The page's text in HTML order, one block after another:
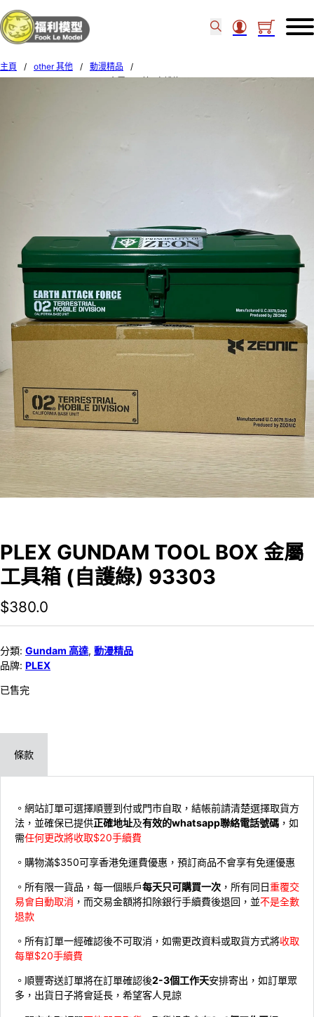
主頁 / other 其他 / 動漫精品
/
PLEX GUNDAM TOOL BOX 金屬
工具箱 (自護綠) 93303
$380.0
分類: Gundam 高達, 動漫精品
品牌: PLEX
已售完
條款
。網站訂單可選擇順豐到付或門市自取，結帳前請清楚選擇取貨方
法，並確保已提供正確地址及有效的whatsapp聯絡電話號碼 ，如
需任何更改將收取$20手續費
。購物滿$350可享香港免運費優惠，預訂商品不會享有免運優惠
。所有限一貨品，每一個賬戶每天只可購買一次 ，所有同日重覆交
易會自動取消 ，而交易金額將扣除銀行手續費後退回，並不是全數
退款
。所有訂單一經確認後不可取消，如需更改資料或取貨方式將收取
每單$20手續費
。順豐寄送訂單將在訂單確認後2-3個工作天安排寄出，如訂單眾
多，出貨日子將會延長，希望客人見諒